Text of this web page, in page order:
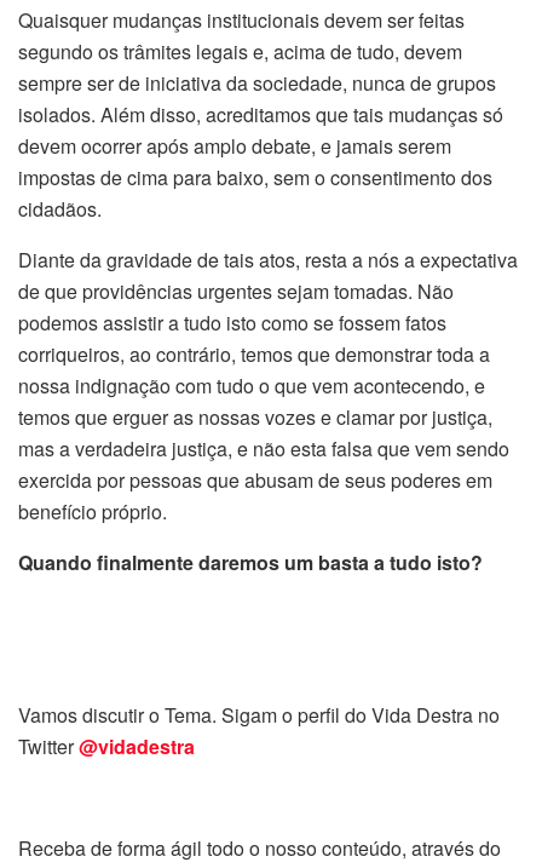
Quaisquer mudanças institucionais devem ser feitas
segundo os trâmites legais e, acima de tudo, devem
sempre ser de iniciativa da sociedade, nunca de grupos
isolados. Além disso, acreditamos que tais mudanças só
devem ocorrer após amplo debate, e jamais serem
impostas de cima para baixo, sem o consentimento dos
cidadãos.
Diante da gravidade de tais atos, resta a nós a expectativa
de que providências urgentes sejam tomadas. Não
podemos assistir a tudo isto como se fossem fatos
corriqueiros, ao contrário, temos que demonstrar toda a
nossa indignação com tudo o que vem acontecendo, e
temos que erguer as nossas vozes e clamar por justiça,
mas a verdadeira justiça, e não esta falsa que vem sendo
exercida por pessoas que abusam de seus poderes em
benefício próprio.
Quando finalmente daremos um basta a tudo isto?
Vamos discutir o Tema. Sigam o perfil do Vida Destra no
Twitter@vidadestra
Receba de forma ágil todo o nosso conteúdo, através do